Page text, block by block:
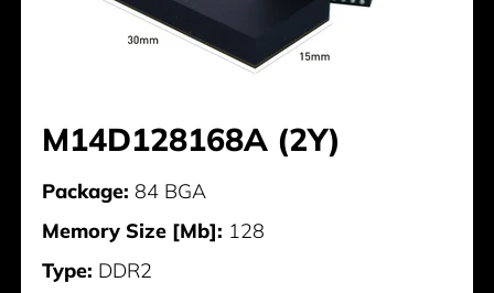
M14D128168A (2Y)
Package: 84 BGA
Memory Size [Mb]: 128
Type: DDR2